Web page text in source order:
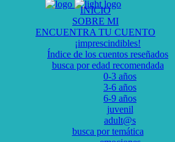
INICIO
SOBRE MI
ENCUENTRA TU CUENTO
¡imprescindibles!
Índice de los cuentos reseñados
busca por edad recomendada
0-3 años
3-6 años
6-9 años
juvenil
adult@s
busca por temática